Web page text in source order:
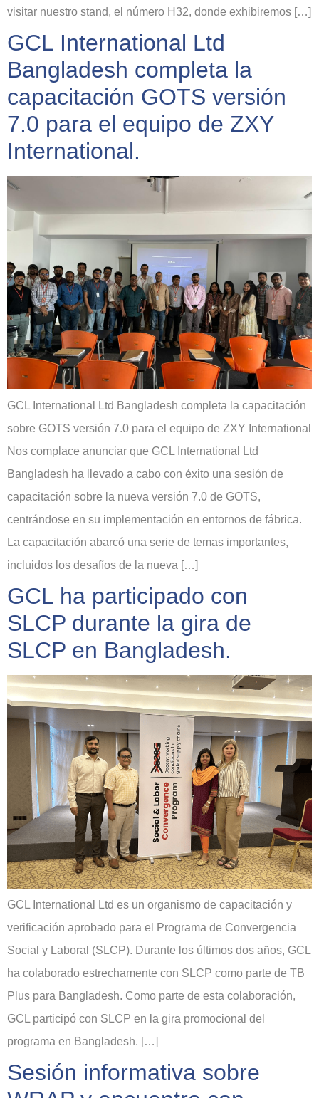
visitar nuestro stand, el número H32, donde exhibiremos […]
GCL International Ltd
Bangladesh completa la
capacitación GOTS versión
7.0 para el equipo de ZXY
International.
GCL International Ltd Bangladesh completa la capacitación
sobre GOTS versión 7.0 para el equipo de ZXY International
Nos complace anunciar que GCL International Ltd
Bangladesh ha llevado a cabo con éxito una sesión de
capacitación sobre la nueva versión 7.0 de GOTS,
centrándose en su implementación en entornos de fábrica.
La capacitación abarcó una serie de temas importantes,
incluidos los desafíos de la nueva […]
GCL ha participado con
SLCP durante la gira de
SLCP en Bangladesh.
GCL International Ltd es un organismo de capacitación y
verificación aprobado para el Programa de Convergencia
Social y Laboral (SLCP). Durante los últimos dos años, GCL
ha colaborado estrechamente con SLCP como parte de TB
Plus para Bangladesh. Como parte de esta colaboración,
GCL participó con SLCP en la gira promocional del
programa en Bangladesh. […]
Sesión informativa sobre